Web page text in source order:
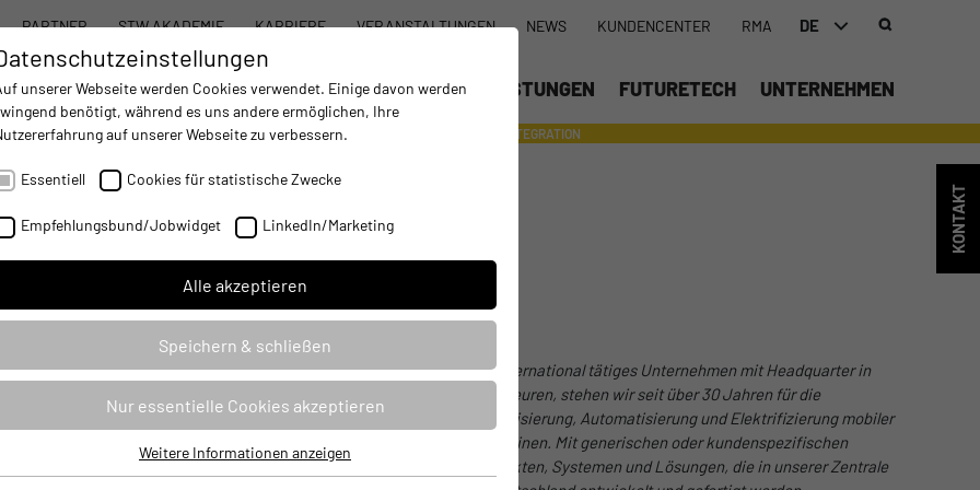
PARTNER STW AKADEMIE KARRIERE VERANSTALTUNGEN NEWS KUNDENCENTER RMA DE
STW SYSTEMBAUKASTEN PRODUKTE DIENSTLEISTUNGEN FUTURETECH UNTERNEHMEN
AUTOMATISIERUNG- IMPROVING MOBILE MACHINES OPERATIONS INTEGRATION
IN CHEMNITZ
u.a. die Voraussetzung für einen höheren Grad von Fahr- und
bilden. In einem ersten Schritt erweitert STW deshalb ihr
Diese erlaubt die Realisierung verschiedener
Als international tätiges Unternehmen mit Headquarter in
Kaufbeuren, stehen wir seit über 30 Jahren für die
Digitalisierung, Automatisierung und Elektrifizierung mobiler
Maschinen. Mit generischen oder kundenspezifischen
Produkten, Systemen und Lösungen, die in unserer Zentrale
KONTAKT
unserer Webseite werden Cookies verwendet. Einige davon werden
benötigt, während es uns andere ermöglichen, Ihre
auf unserer Webseite zu verbessern.
Essentiell Cookies für statistische Zwecke
Empfehlungsbund/Jobwidget LinkedIn/Marketing
Alle akzeptieren
Speichern & schließen
Nur essentielle Cookies akzeptieren
Weitere Informationen anzeigen